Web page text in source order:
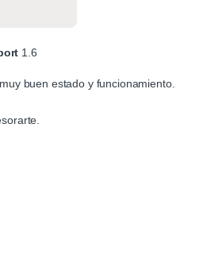
1.6
buen estado y funcionamiento.